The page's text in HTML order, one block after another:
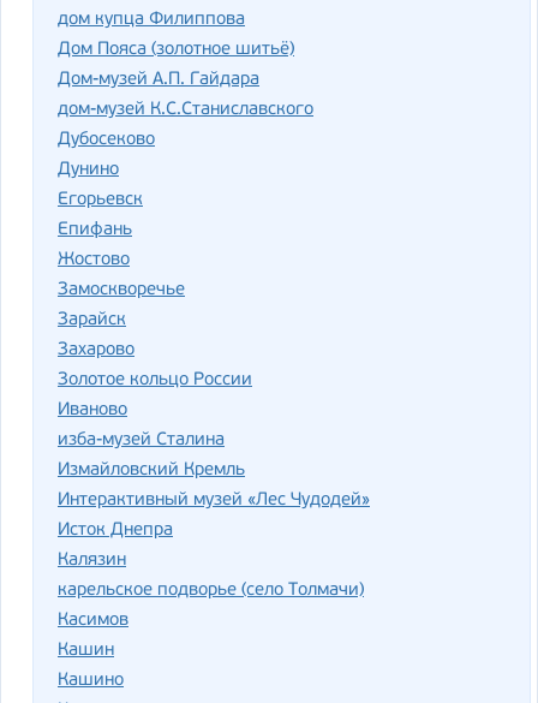
дом купца Филиппова
Дом Пояса (золотное шитьё)
Дом-музей А.П. Гайдара
дом-музей К.С.Станиславского
Дубосеково
Дунино
Егорьевск
Епифань
Жостово
Замоскворечье
Зарайск
Захарово
Золотое кольцо России
Иваново
изба-музей Сталина
Измайловский Кремль
Интерактивный музей «Лес Чудодей»
Исток Днепра
Калязин
карельское подворье (село Толмачи)
Касимов
Кашин
Кашино